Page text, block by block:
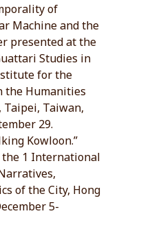
of
Machine and the
presented at the
Studies in
for the
the Humanities
Taipei, Taiwan,
29.
Kowloon.”
1 International
of the City, Hong
5-